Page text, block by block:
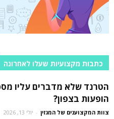
כתבות מקצועיות שעלו לאחרונה
הטרנד שלא מדברים עליו
הופעות בצפון?
צוות המקצוענים של המגזין - יולי 13, 2026